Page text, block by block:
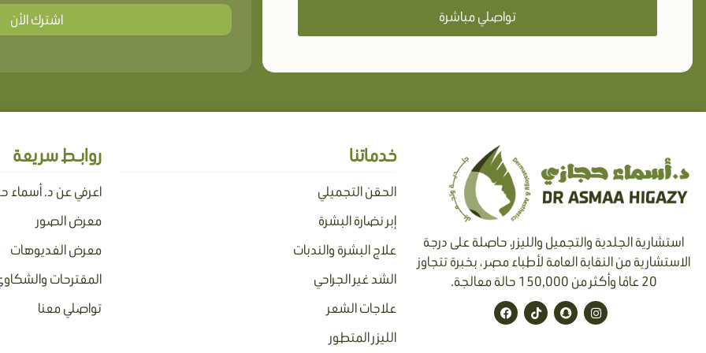
تواصلي مباشرة اشترك الأن
استشارية الجلدية والتجميل والليزر، حاصلة على درجة
الاستشارية من النقابة العامة لأطباء مصر ، بخبرة تتجاوز
20 عامًا وأكثر من 150,000 حالة معالجة.
I
n
s
S
n
a
T
i
k
F
a
c
خدماتنا
الحقن التجميلي
إبر نضارة البشرة
علاج البشرة والندبات
الشد غير الجراحي
علاجات الشعر
الليزر المتطور
روابـط سريعة
اعرفي عن د. أسماء
معرض الصور
معرض الفديوهات
المقترحات
تواصلي معنا